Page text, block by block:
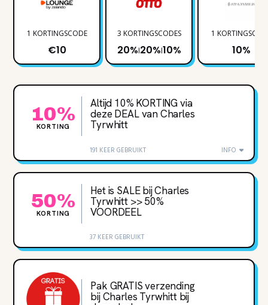
1 KORTINGSCODE
€10
3 KORTINGSCODES
20%|20%|10%
1
10%
10%
KORTING
Altijd 10% KORTING via
deze DEAL van Charles
Tyrwhitt
191 KEER GEBRUIKT INFO
50%
KORTING
Het is SALE bij Charles
Tyrwhitt >> 50%
VOORDEEL
37 KEER GEBRUIKT
Pak GRATIS verzending
bij Charles Tyrwhitt bij